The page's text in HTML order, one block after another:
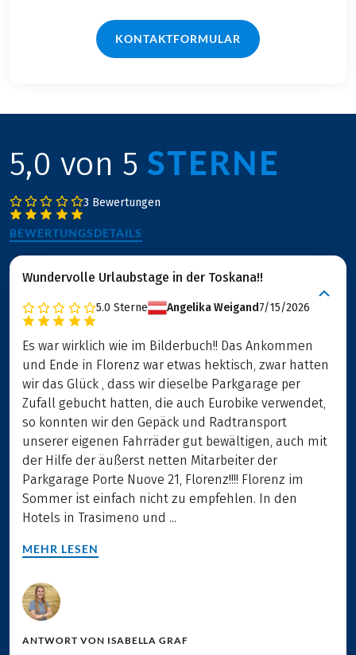
KONTAKTFORMULAR
5,0 von 5 STERNE
3 Bewertungen
BEWERTUNGSDETAILS
Wundervolle Urlaubstage in der Toskana!!
5.0 Sterne Angelika Weigand7/15/2026
Es war wirklich wie im Bilderbuch!! Das Ankommen
und Ende in Florenz war etwas hektisch, zwar hatten
wir das Glück , dass wir dieselbe Parkgarage per
Zufall gebucht hatten, die auch Eurobike verwendet,
so konnten wir den Gepäck und Radtransport
unserer eigenen Fahrräder gut bewältigen, auch mit
der Hilfe der äußerst netten Mitarbeiter der
Parkgarage Porte Nuove 21, Florenz!!!! Florenz im
Sommer ist einfach nicht zu empfehlen. In den
Hotels in Trasimeno und ...
MEHR LESEN
ANTWORT VON ISABELLA GRAF